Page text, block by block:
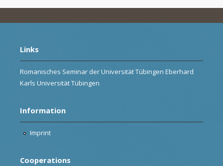
Links
Romanisches Seminar der Universität Tübingen Eberhard
Karls Universität Tübingen
Information
Imprint
Cooperations